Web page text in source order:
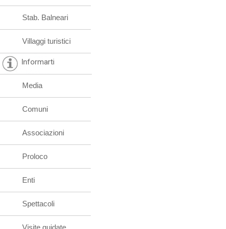
Stab. Balneari
Villaggi turistici
Informarti
Media
Comuni
Associazioni
Proloco
Enti
Spettacoli
Visite guidate